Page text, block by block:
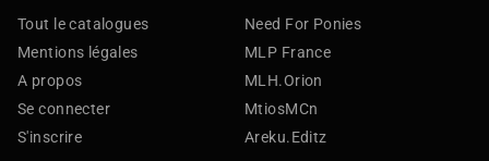
Tout le catalogues
Mentions légales
A propos
Se connecter
S'inscrire
Need For Ponies
MLP France
MLH.Orion
MtiosMCn
Areku.Editz